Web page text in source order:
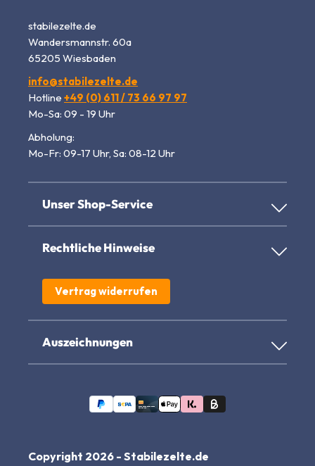
stabilezelte.de
Wandersmannstr. 60a
65205 Wiesbaden
info@stabilezelte.de
Hotline +49 (0) 611 / 73 66 97 97
Mo-Sa: 09 - 19 Uhr
Abholung:
Mo-Fr: 09-17 Uhr, Sa: 08-12 Uhr
Unser Shop-Service
Rechtliche Hinweise
Vertrag widerrufen
Auszeichnungen
Copyright 2026 - Stabilezelte.de